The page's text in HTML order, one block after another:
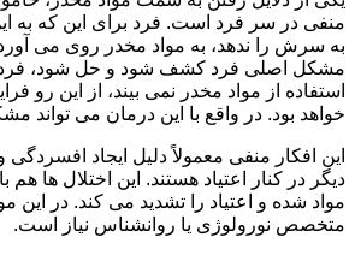
منفی در سر فرد است. فرد برای این که به
به سرش را ندهد، به مواد مخدر روی می
مشکل اصلی فرد کشف شود و حل شود، فرد
استفاده از مواد مخدر نمی بیند، از این رو
خواهد بود. در واقع با این درمان می تواند
این افکار منفی معمولاً دلیل ایجاد افسردگی و
دیگر در کنار اعتیاد هستند. این اختلال ها
مواد شده و اعتیاد را تشدید می کند. در این
متخصص نورولوژی یا روانشناس نیاز است.